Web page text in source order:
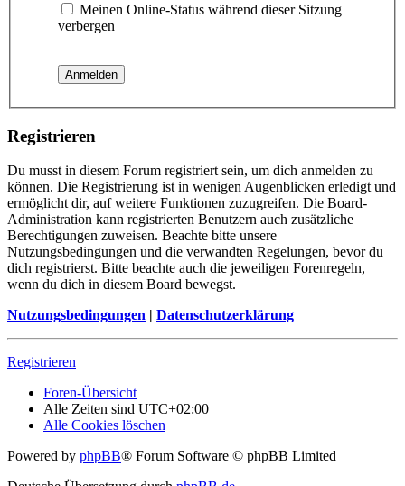
Meinen Online-Status während dieser Sitzung
verbergen
Registrieren
Du musst in diesem Forum registriert sein, um dich anmelden zu
können. Die Registrierung ist in wenigen Augenblicken erledigt und
ermöglicht dir, auf weitere Funktionen zuzugreifen. Die Board-
Administration kann registrierten Benutzern auch zusätzliche
Berechtigungen zuweisen. Beachte bitte unsere
Nutzungsbedingungen und die verwandten Regelungen, bevor du
dich registrierst. Bitte beachte auch die jeweiligen Forenregeln,
wenn du dich in diesem Board bewegst.
Nutzungsbedingungen | Datenschutzerklärung
Registrieren
Foren-Übersicht
Alle Zeiten sind UTC+02:00
Alle Cookies löschen
Powered by phpBB® Forum Software © phpBB Limited